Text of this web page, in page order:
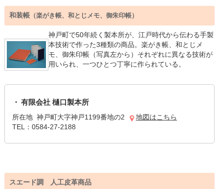
和装帳（楽がき帳、和とじメモ、御朱印帳）
神戸町で50年続く製本所が、江戸時代から伝わる手製
本技術で作った3種類の商品。楽がき帳、和とじメ
モ、御朱印帳（写真左から）それぞれに異なる技術が
用いられ、一つひとつ丁寧に作られている。
有限会社 樋口製本所
所在地 神戸町大字神戸1199番地の2
地図はこちら
TEL：0584-27-2188
スエード調 人工皮革商品